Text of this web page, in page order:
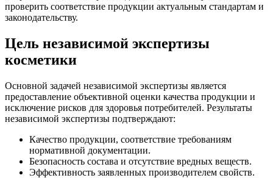
проверить соответствие продукции актуальным стандартам и
законодательству.
Цель независимой экспертизы
косметики
Основной задачей независимой экспертизы является
предоставление объективной оценки качества продукции и
исключение рисков для здоровья потребителей. Результаты
независимой экспертизы подтверждают:
Качество продукции, соответствие требованиям
нормативной документации.
Безопасность состава и отсутствие вредных веществ.
Эффективность заявленных производителем свойств.